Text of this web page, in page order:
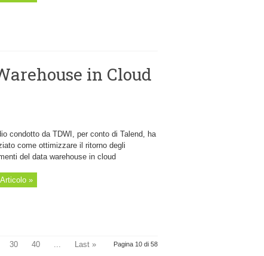
in Cloud
condotto da TDWI, per conto di Talend, ha
come ottimizzare il ritorno degli
del data warehouse in cloud
»
Pagina 10 di 58
30 40 ... Last »